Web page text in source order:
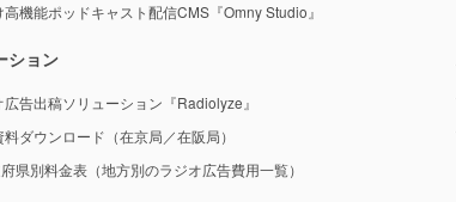
機能ポッドキャスト配信CMS『Omny Studio』
ション
告出稿ソリューション『Radiolyze』
ダウンロード（在京局／在阪局）
県別料金表（地方別のラジオ広告費用一覧）